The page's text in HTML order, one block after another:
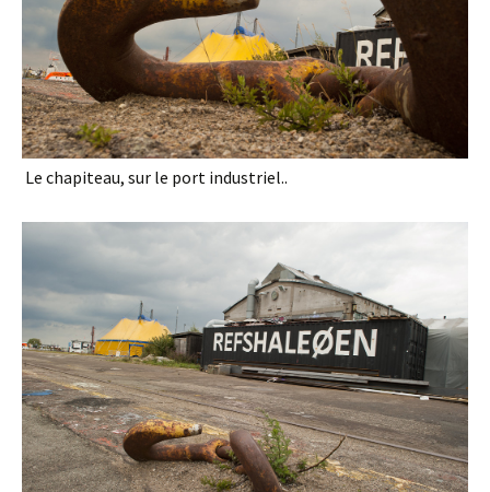
Le chapiteau, sur le port industriel..